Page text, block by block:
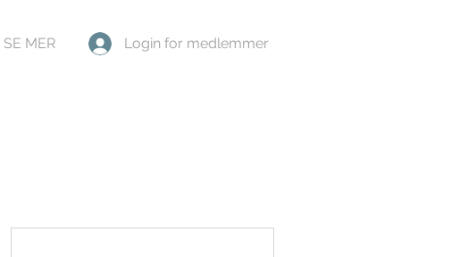
SE MER Login for medlemmer